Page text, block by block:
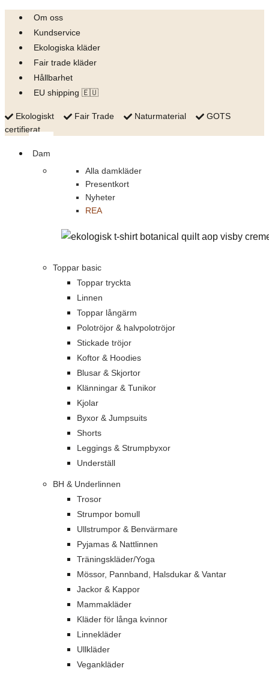
Skip
content
Om oss
Kundservice
Ekologiska kläder
Fair trade kläder
Hållbarhet
EU shipping 🇪🇺
Ekologiskt Fair Trade Naturmaterial
GOTS
certifierat
Dam
Alla damkläder
Presentkort
Nyheter
REA
Toppar basic
Toppar tryckta
Linnen
Toppar långärm
Polotröjor & halvpolotröjor
Stickade tröjor
Koftor & Hoodies
Blusar & Skjortor
Klänningar & Tunikor
Kjolar
Byxor & Jumpsuits
Shorts
Leggings & Strumpbyxor
Underställ
BH & Underlinnen
Trosor
Strumpor bomull
Ullstrumpor & Benvärmare
Pyjamas & Nattlinnen
Träningskläder/Yoga
Mössor, Pannband, Halsdukar & Vantar
Jackor & Kappor
Mammakläder
Kläder för långa kvinnor
Linnekläder
Ullkläder
Vegankläder